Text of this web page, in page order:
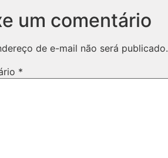
um comentário
de e-mail não será publicado.
*